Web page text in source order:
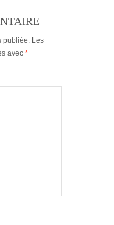
publiée. Les
avec *